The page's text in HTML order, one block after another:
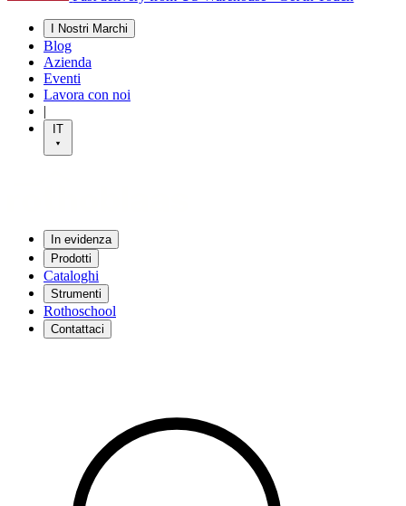
I Nostri Marchi
Blog
Azienda
Eventi
Lavora con noi
|
IT
In evidenza
Prodotti
Cataloghi
Strumenti
Rothoschool
Contattaci